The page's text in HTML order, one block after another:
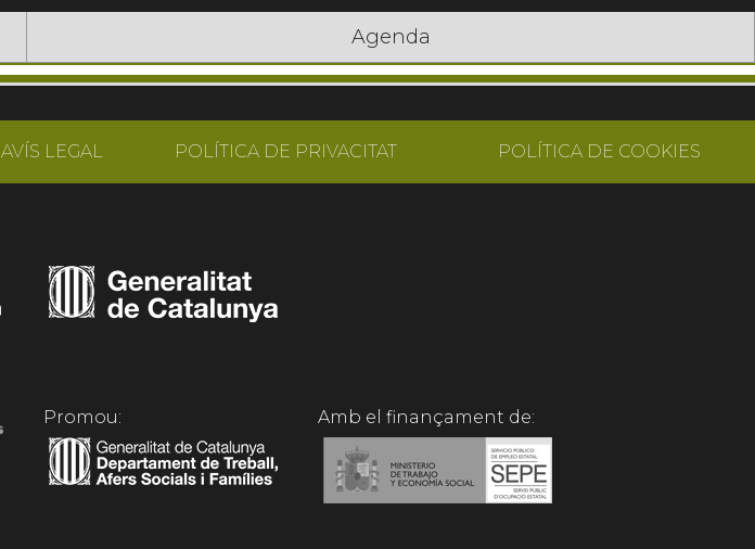
Agenda
AVÍS LEGAL POLÍTICA DE PRIVACITAT POLÍTICA DE COOKIES
Promou: Amb el finançament de: